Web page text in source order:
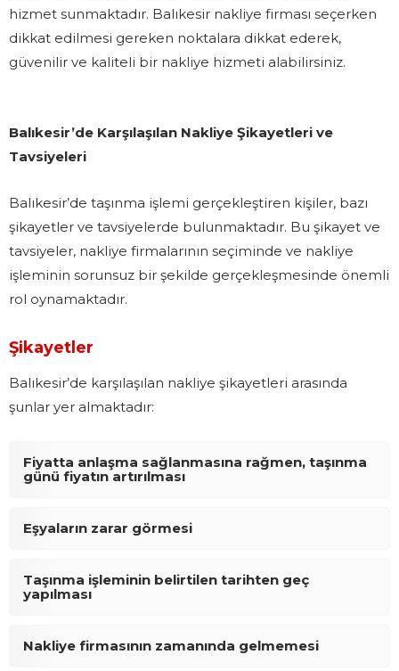
hizmet sunmaktadır. Balıkesir nakliye firması seçerken
dikkat edilmesi gereken noktalara dikkat ederek,
güvenilir ve kaliteli bir nakliye hizmeti alabilirsiniz.
Balıkesir’de Karşılaşılan Nakliye Şikayetleri ve
Tavsiyeleri
Balıkesir’de taşınma işlemi gerçekleştiren kişiler, bazı
şikayetler ve tavsiyelerde bulunmaktadır. Bu şikayet ve
tavsiyeler, nakliye firmalarının seçiminde ve nakliye
işleminin sorunsuz bir şekilde gerçekleşmesinde önemli
rol oynamaktadır.
Şikayetler
Balıkesir’de karşılaşılan nakliye şikayetleri arasında
şunlar yer almaktadır:
Fiyatta anlaşma sağlanmasına rağmen, taşınma
günü fiyatın artırılması
Eşyaların zarar görmesi
Taşınma işleminin belirtilen tarihten geç
yapılması
Nakliye firmasının zamanında gelmemesi